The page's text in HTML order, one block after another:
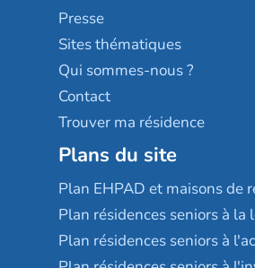
Sérénys
Résidences services Villa
Presse
Sites thématiques
Qui sommes-nous ?
Contact
Trouver ma résidence
Plans du site
Plan EHPAD et maisons de
Plan résidences seniors à la
Plan résidences seniors à